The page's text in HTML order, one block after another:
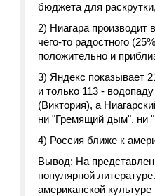
бюджета для
2) Ниагара производит
чего-то радостного
положительно и
3) Яндекс показывает
и только 113 -
(Виктория), а
ни "Гремящий дым", ни
4) Россия ближе к
Вывод: На
популярной
американской